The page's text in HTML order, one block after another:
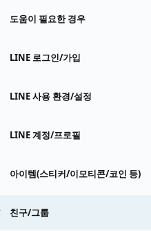
도움이 필요한 경우
LINE 로그인/가입
LINE 사용 환경/설정
LINE 계정/프로필
아이템(스티커/이모티콘/코인 등)
친구/그룹